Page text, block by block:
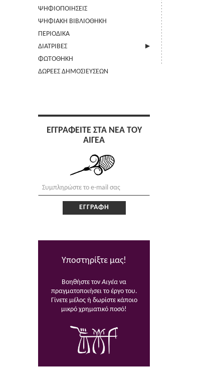
ΨΗΦΙΟΠΟΙΗΣΕΙΣ
ΨΗΦΙΑΚΗ ΒΙΒΛΙΟΘΗΚΗ
ΠΕΡΙΟΔΙΚΑ
ΔΙΑΤΡΙΒΕΣ
ΑΠΟΣΤΟΛΗ ΠΕΡΙΛΗΨΗΣ
ΦΩΤΟΘΗΚΗ
ΔΩΡΕΕΣ ΔΗΜΟΣΙΕΥΣΕΩΝ
ΕΓΓΡΑΦΕΙΤΕ ΣΤΑ ΝΕΑ ΤΟΥ
ΑΙΓΕΑ
Υποστηρίξτε μας!
Βοηθήστε τονΑιγέα να
πραγματοποιήσει το έργο του.
Γίνετε μέλος ή δωρίστε κάποιο
μικρό χρηματικό ποσό!